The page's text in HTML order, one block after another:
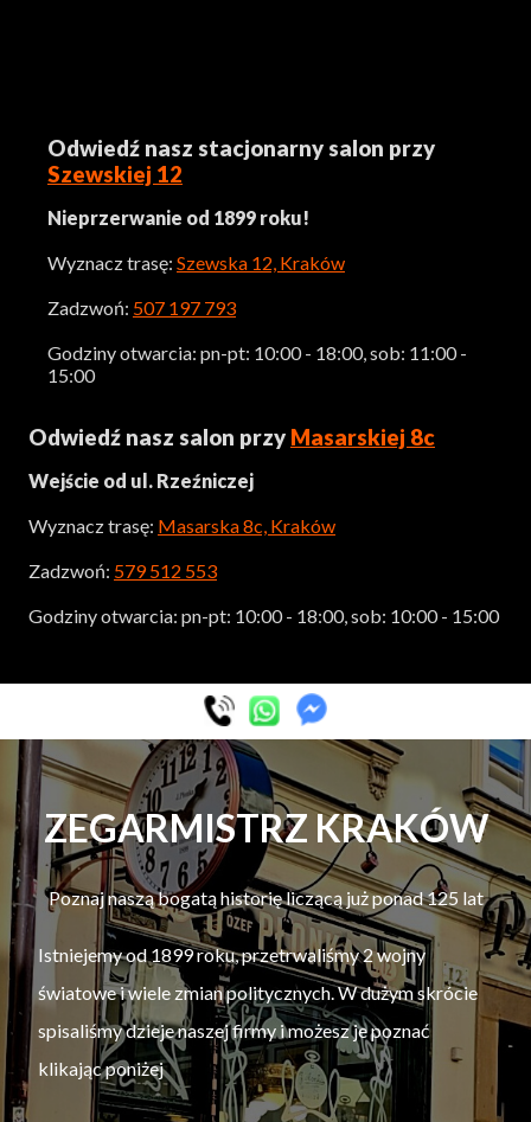
Odwiedź nasz stacjonarny salon przy
Szewskiej 12
Nieprzerwanie od 1899 roku!
Wyznacz trasę: Szewska 12, Kraków
Zadzwoń: 507 197 793
Godziny otwarcia: pn-pt: 10:00 - 18:00, sob: 11:00 -
15:00
Odwiedź nasz salon przy Masarskiej 8c
Wejście od ul. Rzeźniczej
Wyznacz trasę: Masarska 8c, Kraków
Zadzwoń: 579 512 553
Godziny otwarcia: pn-pt: 10:00 - 18:00, sob: 10:00 - 15:00
ZEGARMISTRZ KRAKÓW
Poznaj naszą bogatą historię liczącą już ponad 125 lat
Istniejemy od 1899 roku, przetrwaliśmy 2 wojny
światowe i wiele zmian politycznych. W dużym skrócie
spisaliśmy dzieje naszej firmy i możesz je poznać
klikając poniżej